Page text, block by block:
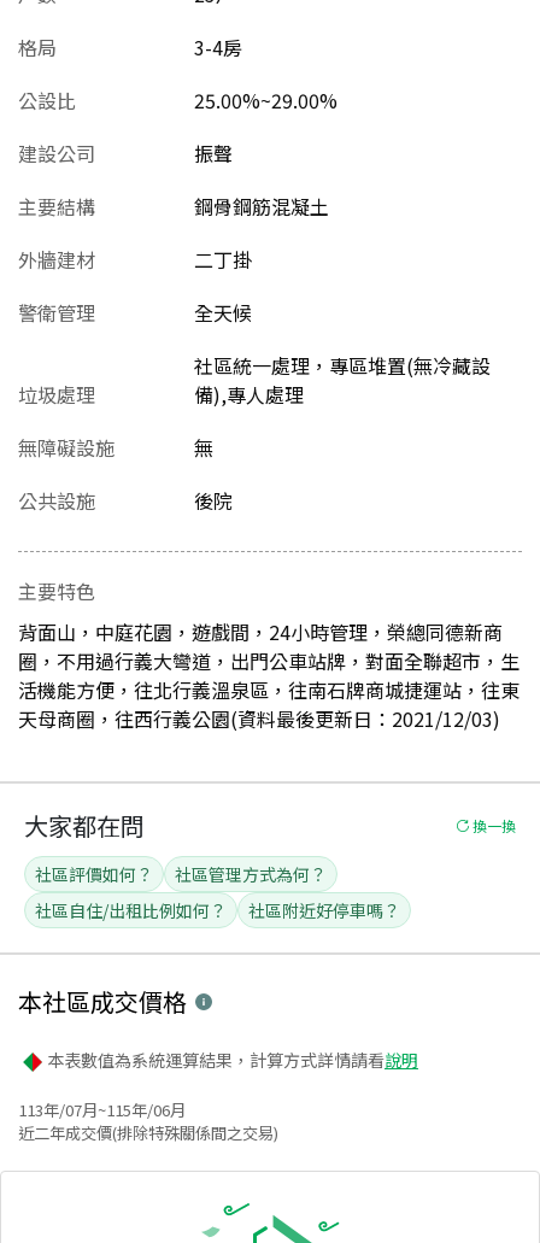
格局
3-4房
公設比
25.00%~29.00%
建設公司
振聲
主要結構
鋼骨鋼筋混凝土
外牆建材
二丁掛
警衛管理
全天候
垃圾處理
社區統一處理，專區堆置(無冷藏設
備),專人處理
無障礙設施
無
公共設施
後院
主要特色
背面山，中庭花園，遊戲間，24小時管理，榮總同德新商
圈，不用過行義大彎道，出門公車站牌，對面全聯超市，生
活機能方便，往北行義溫泉區，往南石牌商城捷運站，往東
天母商圈，往西行義公園(資料最後更新日：2021/12/03)
大家都在問 換一換
社區評價如何？
社區管理方式為何？
社區自住/出租比例如何？
社區附近好停車嗎？
本社區成交價格
本表數值為系統運算結果，計算方式詳情請看說明
113年/07月~115年/06月
近二年成交價(排除特殊關係間之交易)